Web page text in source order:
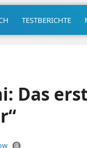
TESTBERICHTE
Das